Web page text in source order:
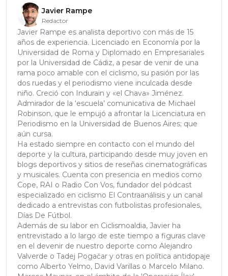
Javier Rampe
Redactor
Javier Rampe es analista deportivo con más de 15
años de experiencia. Licenciado en Economía por la
Universidad de Roma y Diplomado en Empresariales
por la Universidad de Cádiz, a pesar de venir de una
rama poco amable con el ciclismo, su pasión por las
dos ruedas y el periodismo viene inculcada desde
niño. Creció con Indurain y «el Chava» Jiménez.
Admirador de la ‘escuela’ comunicativa de Michael
Robinson, que le empujó a afrontar la Licenciatura en
Periodismo en la Universidad de Buenos Aires; que
aún cursa.
Ha estado siempre en contacto con el mundo del
deporte y la cultura, participando desde muy joven en
blogs deportivos y sitios de reseñas cinematográficas
y musicales. Cuenta con presencia en medios como
Cope, RAI o Radio Con Vos, fundador del pódcast
especializado en ciclismo El Contraanálisis y un canal
dedicado a entrevistas con futbolistas profesionales,
Días De Fútbol.
Además de su labor en Ciclismoaldia, Javier ha
entrevistado a lo largo de este tiempo a figuras clave
en el devenir de nuestro deporte como Alejandro
Valverde o Tadej Pogačar y otras en política antidopaje
como Alberto Yelmo, David Varillas o Marcelo Milano.